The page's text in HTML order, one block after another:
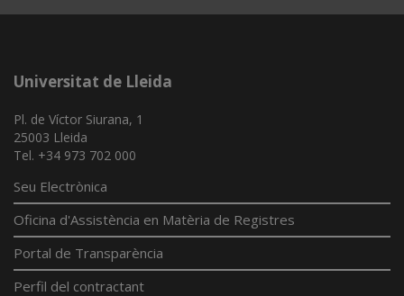
Universitat de Lleida
Pl. de Víctor Siurana, 1
25003 Lleida
Tel. +34 973 702 000
Seu Electrònica
Oficina d'Assistència en Matèria de Registres
Portal de Transparència
Perfil del contractant